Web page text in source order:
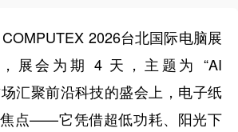
2026台北国际电脑展
展会为期 4 天，主题为 “AI
汇聚前沿科技的盛会上，电子纸
点——它凭借超低功耗、阳光下